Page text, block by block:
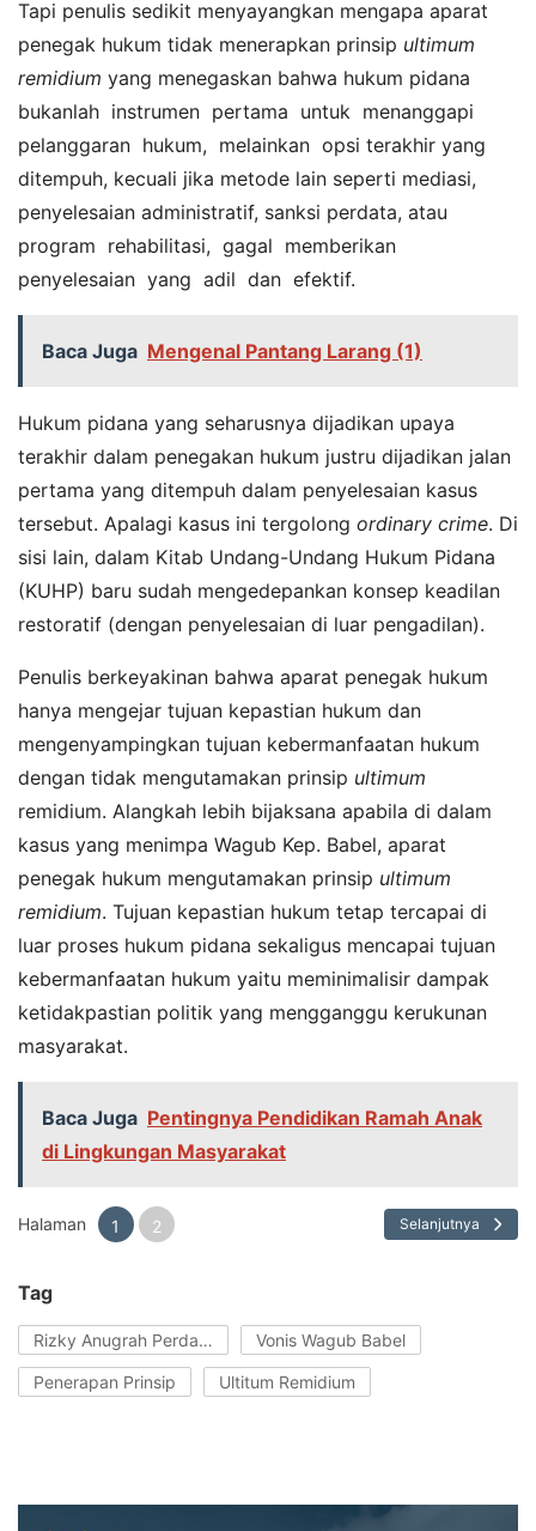
Tapi penulis sedikit menyayangkan mengapa aparat
penegak hukum tidak menerapkan prinsip ultimum
remidium yang menegaskan bahwa hukum pidana
bukanlah instrumen pertama untuk menanggapi
pelanggaran hukum, melainkan opsi terakhir yang
ditempuh, kecuali jika metode lain seperti mediasi,
penyelesaian administratif, sanksi perdata, atau
program rehabilitasi, gagal memberikan
penyelesaian yang adil dan efektif.
Baca Juga Mengenal Pantang Larang (1)
Hukum pidana yang seharusnya dijadikan upaya
terakhir dalam penegakan hukum justru dijadikan jalan
pertama yang ditempuh dalam penyelesaian kasus
tersebut. Apalagi kasus ini tergolong ordinary crime. Di
sisi lain, dalam Kitab Undang-Undang Hukum Pidana
(KUHP) baru sudah mengedepankan konsep keadilan
restoratif (dengan penyelesaian di luar pengadilan).
Penulis berkeyakinan bahwa aparat penegak hukum
hanya mengejar tujuan kepastian hukum dan
mengenyampingkan tujuan kebermanfaatan hukum
dengan tidak mengutamakan prinsip ultimum
remidium. Alangkah lebih bijaksana apabila di dalam
kasus yang menimpa Wagub Kep. Babel, aparat
penegak hukum mengutamakan prinsip ultimum
remidium. Tujuan kepastian hukum tetap tercapai di
luar proses hukum pidana sekaligus mencapai tujuan
kebermanfaatan hukum yaitu meminimalisir dampak
ketidakpastian politik yang mengganggu kerukunan
masyarakat.
Baca Juga Pentingnya Pendidikan Ramah Anak
di Lingkungan Masyarakat
Halaman 1 2 Selanjutnya
Tag
Rizky Anugrah Perdana Vonis Wagub Babel
Penerapan Prinsip Ultitum Remidium